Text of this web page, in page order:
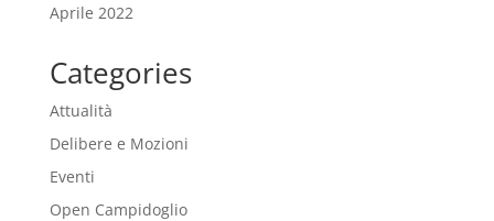
Aprile 2022
Categories
Attualità
Delibere e Mozioni
Eventi
Open Campidoglio